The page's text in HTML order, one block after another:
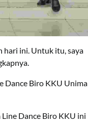
hari ini. Untuk itu, saya
Dance Biro KKU Unima
Dance Biro KKU ini